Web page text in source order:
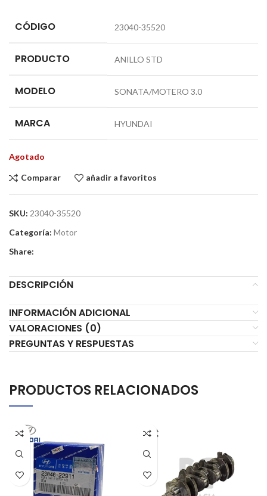
CÓDIGO 23040-35520
PRODUCTO ANILLO STD
MODELO SONATA/MOTERO 3.0
MARCA HYUNDAI
Agotado
Comparar añadir a favoritos
SKU: 23040-35520
Categoría: Motor
Share:
DESCRIPCIÓN
INFORMACIÓN ADICIONAL
VALORACIONES (0)
PREGUNTAS Y RESPUESTAS
PRODUCTOS RELACIONADOS